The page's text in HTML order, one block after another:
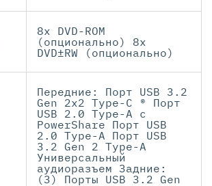
8x DVD-ROM
(опционально) 8x
DVD±RW (опционально)
Передние: Порт USB 3.2
Gen 2x2 Type-C ® Порт
USB 2.0 Type-A с
PowerShare Порт USB
2.0 Type-A Порт USB
3.2 Gen 2 Type-A
Универсальный
аудиоразъем Задние:
(3) Порты USB 3.2 Gen